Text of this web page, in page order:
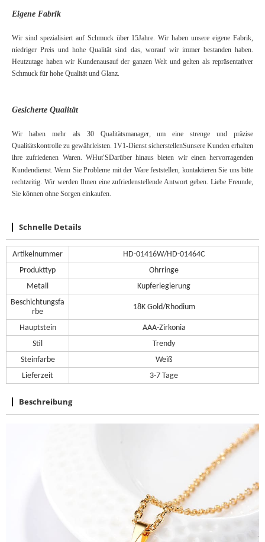
Eigene Fabrik
Wir sind spezialisiert auf Schmuck über 15Jahre. Wir haben unsere eigene Fabrik,
niedriger Preis und hohe Qualität sind das, worauf wir immer bestanden haben.
Heutzutage haben wir Kundenausauf der ganzen Welt und gelten als repräsentativer
Schmuck für hohe Qualität und Glanz.
Gesicherte Qualität
Wir haben mehr als 30 Qualitätsmanager, um eine strenge und präzise
Qualitätskontrolle zu gewährleisten. 1V1-Dienst sicherstellenSunsere Kunden erhalten
ihre zufriedenen Waren. WHut'SDarüber hinaus bieten wir einen hervorragenden
Kundendienst. Wenn Sie Probleme mit der Ware feststellen, kontaktieren Sie uns bitte
rechtzeitig. Wir werden Ihnen eine zufriedenstellende Antwort geben. Liebe Freunde,
Sie können ohne Sorgen einkaufen.
Schnelle Details
Artikelnummer
HD-01416W/HD-01464C
Produkttyp
Ohrringe
Metall
Kupferlegierung
Beschichtungsfa
rbe
18K Gold/Rhodium
Hauptstein
AAA-Zirkonia
Stil
Trendy
Steinfarbe
Weiß
Lieferzeit
3-7 Tage
Beschreibung